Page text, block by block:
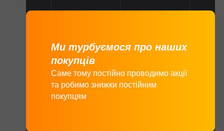
Ми турбуємося про наших
покупців
Саме тому постійно проводимо акції
та робимо знижки постійним
покупцям